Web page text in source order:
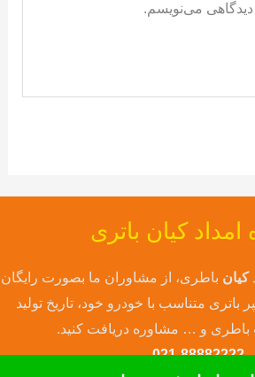
دیدگاهی می‌نویسم.
امداد کیان باتری
کیان باطری، از مشاوران ما بصورت رایگان
باتری متناسب با خودرو خود، تاریخ تولید
باطری و … مشاوره دریافت کنید.
021-88882222